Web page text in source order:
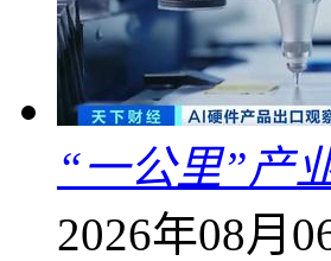
“一公里”产
2026年08月